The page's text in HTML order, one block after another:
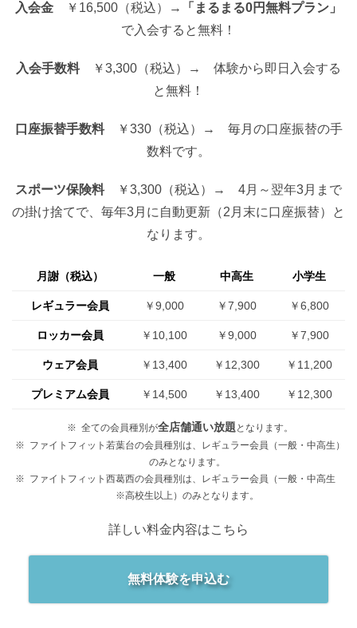
入会金 ￥16,500（税込）→
「まるまる0円無料プラン」
で入会すると無料！
入会手数料￥3,300（税込）→ 体験から即日入会する
と無料！
口座振替手数料￥330（税込）→ 毎月の口座振替の手
数料です。
スポーツ保険料￥3,300（税込）→ 4月～翌年3月まで
の掛け捨てで、毎年3月に自動更新（2月末に口座振替）と
なります。
月謝（税込） 一般 中高生 小学生
レギュラー会員 ￥9,000 ￥7,900 ￥6,800
ロッカー会員 ￥10,100 ￥9,000 ￥7,900
ウェア会員 ￥13,400 ￥12,300 ￥11,200
プレミアム会員 ￥14,500 ￥13,400 ￥12,300
全ての会員種別が全店舗通い放題 となります。
ファイトフィット若葉台の会員種別は、レギュラー会員（一般・中高生）
のみとなります。
ファイトフィット西葛西の会員種別は、レギュラー会員（一般・中高生
※高校生以上）のみとなります。
詳しい料金内容はこちら
無料体験を申込む